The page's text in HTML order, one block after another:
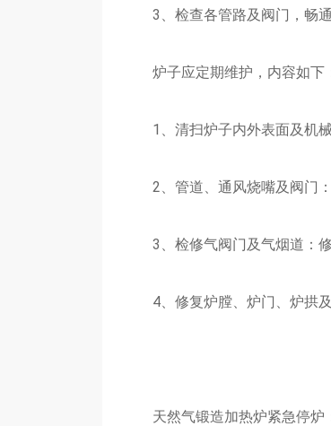
3、检查各管路及阀门，畅通
炉子应定期维护，内容如下
1、清扫炉子内外表面及机械
2、管道、通风烧嘴及阀门：
3、检修气阀门及气烟道：修
4、修复炉膛、炉门、炉拱及
天然气锻造加热炉紧急停炉：